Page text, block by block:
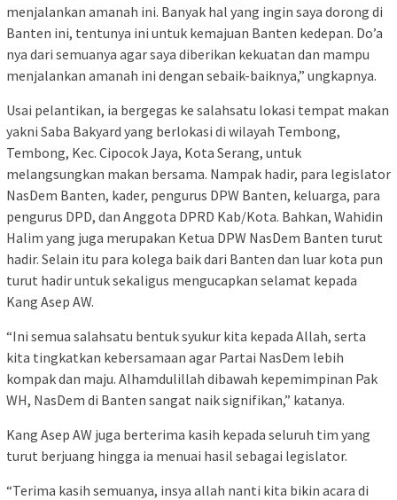
menjalankan amanah ini. Banyak hal yang ingin saya dorong di
Banten ini, tentunya ini untuk kemajuan Banten kedepan. Do’a
nya dari semuanya agar saya diberikan kekuatan dan mampu
menjalankan amanah ini dengan sebaik-baiknya,” ungkapnya.
Usai pelantikan, ia bergegas ke salahsatu lokasi tempat makan
yakni Saba Bakyard yang berlokasi di wilayah Tembong,
Tembong, Kec. Cipocok Jaya, Kota Serang, untuk
melangsungkan makan bersama. Nampak hadir, para legislator
NasDem Banten, kader, pengurus DPW Banten, keluarga, para
pengurus DPD, dan Anggota DPRD Kab/Kota. Bahkan, Wahidin
Halim yang juga merupakan Ketua DPW NasDem Banten turut
hadir. Selain itu para kolega baik dari Banten dan luar kota pun
turut hadir untuk sekaligus mengucapkan selamat kepada
Kang Asep AW.
“Ini semua salahsatu bentuk syukur kita kepada Allah, serta
kita tingkatkan kebersamaan agar Partai NasDem lebih
kompak dan maju. Alhamdulillah dibawah kepemimpinan Pak
WH, NasDem di Banten sangat naik signifikan,” katanya.
Kang Asep AW juga berterima kasih kepada seluruh tim yang
turut berjuang hingga ia menuai hasil sebagai legislator.
“Terima kasih semuanya, insya allah nanti kita bikin acara di